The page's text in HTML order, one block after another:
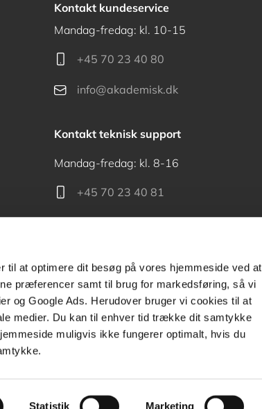
til at optimere dit besøg på vores hjemmeside ved at
præferencer samt til brug for markedsføring, så vi
og Google Ads. Herudover bruger vi cookies til at
medier. Du kan til enhver tid trække dit samtykke
muligvis ikke fungerer optimalt, hvis du
Statistik Marketing
Kontakt kundeservice
Mandag-fredag: kl. 10-15
+45 70 23 40 80
info@akademisk.dk
Kontakt teknisk support
Mandag-fredag: kl. 8-16
+45 70 23 40 81
Kontakt receptionen
+45 70 24 00 00